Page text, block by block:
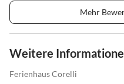
Mehr
Weitere
Ferienhaus Corelli